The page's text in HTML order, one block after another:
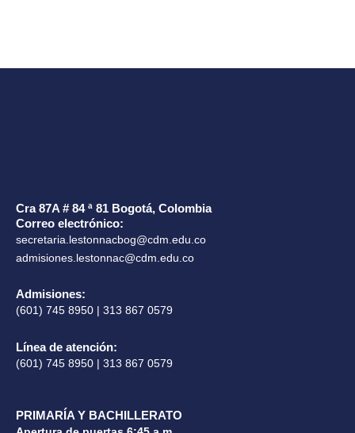
Cra 87A # 84 ª 81 Bogotá, Colombia
Correo electrónico:
secretaria.lestonnacbog@cdm.edu.co
admisiones.lestonnac@cdm.edu.co
Admisiones:
(601) 745 8950 | 313 867 0579
Línea de atención:
(601) 745 8950 | 313 867 0579
PRIMARÍA Y BACHILLERATO